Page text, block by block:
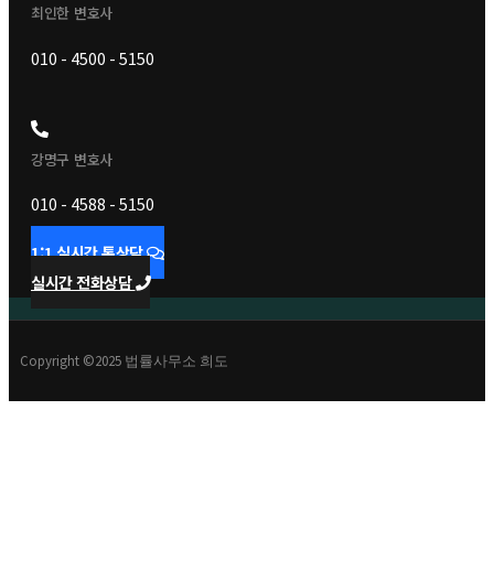
최인한 변호사
010 - 4500 - 5150
강명구 변호사
010 - 4588 - 5150
1:1 실시간 톡상담
실시간 전화상담
Copyright ©2025 법률사무소 희도